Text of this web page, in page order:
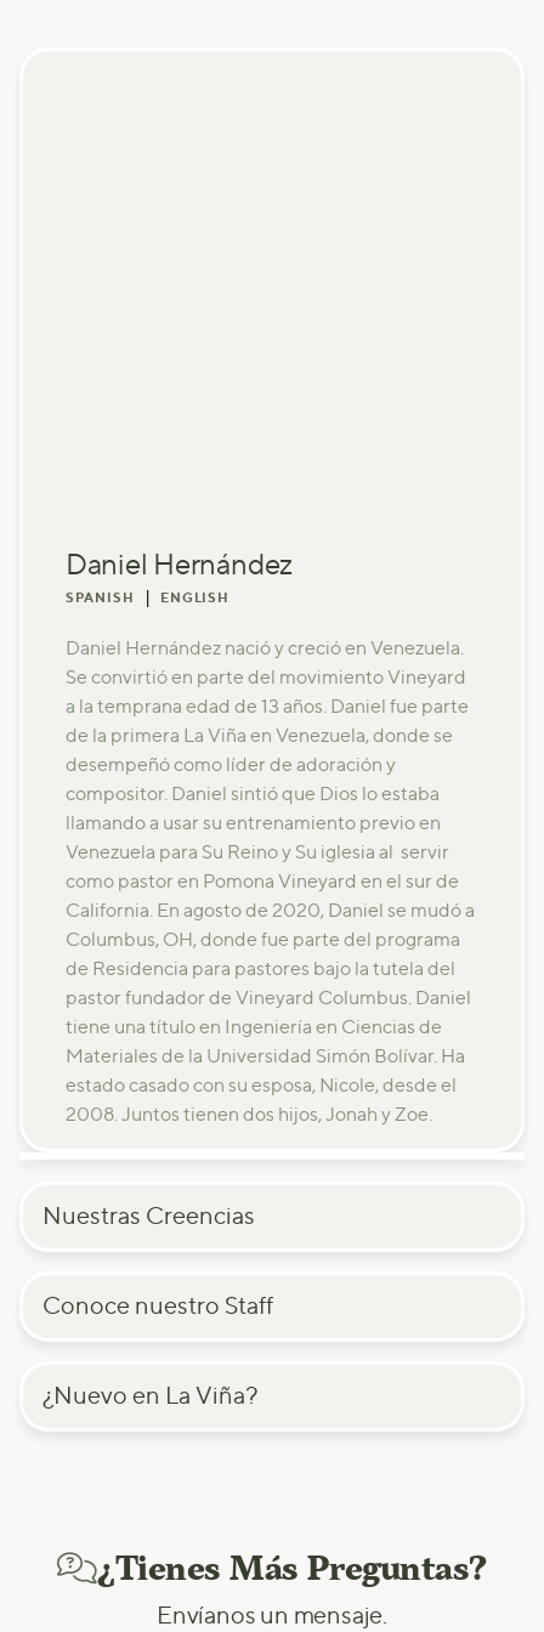
Daniel Hernández
SPANISH ENGLISH
Daniel Hernández nació y creció en Venezuela.
Se convirtió en parte del movimiento Vineyard
a la temprana edad de 13 años. Daniel fue parte
de la primera La Viña en Venezuela, donde se
desempeñó como líder de adoración y
compositor. Daniel sintió que Dios lo estaba
llamando a usar su entrenamiento previo en
Venezuela para Su Reino y Su iglesia al servir
como pastor en Pomona Vineyard en el sur de
California. En agosto de 2020, Daniel se mudó a
Columbus, OH, donde fue parte del programa
de Residencia para pastores bajo la tutela del
pastor fundador de Vineyard Columbus. Daniel
tiene una título en Ingeniería en Ciencias de
Materiales de la Universidad Simón Bolívar. Ha
estado casado con su esposa, Nicole, desde el
2008. Juntos tienen dos hijos, Jonah y Zoe.
Nuestras Creencias
Conoce nuestro Staff
¿Nuevo en La Viña?
¿Tienes Más Preguntas?
Envíanos un mensaje.